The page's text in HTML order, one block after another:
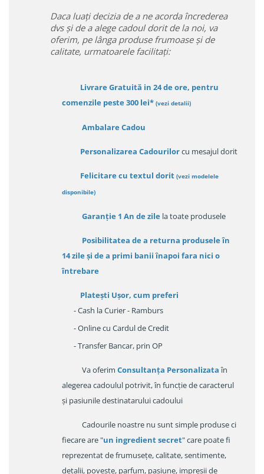
Daca luați decizia de a ne acorda încrederea
dvs și de a alege cadoul dorit de la noi, va
oferim, pe lânga produse frumoase și de
calitate, urmatoarele facilitați:
Livrare Gratuită in 24 de ore, pentru
comenzile peste 300 lei* (vezi detalii)
Ambalare Cadou
Personalizarea Cadourilorcu mesajul dorit
Felicitare cu textul dorit (vezi modelele
disponibile)
Garanție 1 An de zile la toate produsele
Posibilitatea de a returna produsele în
14 zileși de a primi banii înapoi fara nici o
întrebare
Platești Ușor, cum preferi
- Cash la Curier - Ramburs
- Online cu Cardul de Credit
- Transfer Bancar, prin OP
Va oferim Consultanța Personalizataîn
alegerea cadoulul potrivit, în funcție de caracterul
și pasiunile destinatarului cadoului
Cadourile noastre nu sunt simple produse ci
fiecare are "un ingredient secret" care poate fi
reprezentat de frumusețe, calitate, sentimente,
detalii, poveste, parfum, pasiune, impresii de